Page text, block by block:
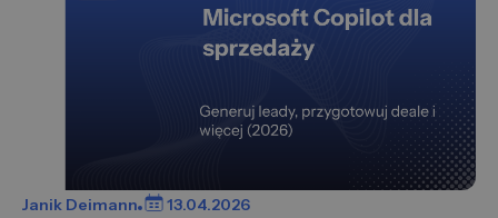
Janik Deimann 13.04.2026